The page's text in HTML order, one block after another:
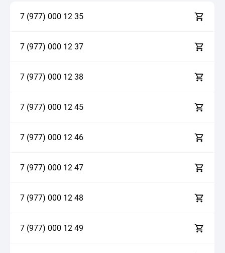
7 (977) 000 12 35
7 (977) 000 12 37
7 (977) 000 12 38
7 (977) 000 12 45
7 (977) 000 12 46
7 (977) 000 12 47
7 (977) 000 12 48
7 (977) 000 12 49